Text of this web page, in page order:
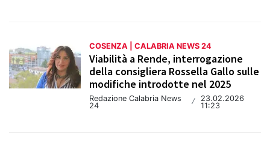
COSENZA | CALABRIA NEWS 24
Viabilità a Rende, interrogazione
della consigliera Rossella Gallo sulle
modifiche introdotte nel 2025
Redazione Calabria News
24
/
23.02.2026
11:23